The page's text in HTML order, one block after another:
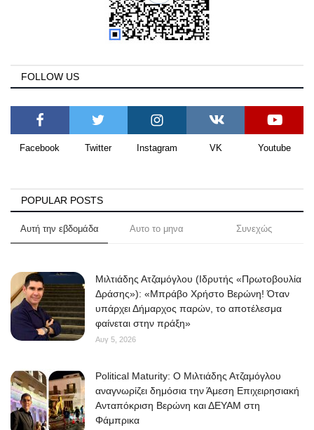
FOLLOW US
Facebook Twitter Instagram VK Youtube
POPULAR POSTS
Αυτή την εβδομάδα Αυτο το μηνα Συνεχώς
Μιλτιάδης Ατζαμόγλου (Ιδρυτής «Πρωτοβουλία
Δράσης»): «Μπράβο Χρήστο Βερώνη! Όταν
υπάρχει Δήμαρχος παρών, το αποτέλεσμα
φαίνεται στην πράξη»
Αυγ 5, 2026
Political Maturity: Ο Μιλτιάδης Ατζαμόγλου
αναγνωρίζει δημόσια την Άμεση Επιχειρησιακή
Ανταπόκριση Βερώνη και ΔΕΥΑΜ στη
Φάμπρικα